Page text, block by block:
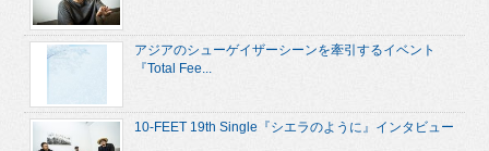
アジアのシューゲイザーシーンを牽引するイベント
『Total Fee...
10-FEET 19th Single『シエラのように』インタビュー